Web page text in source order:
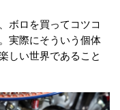
ボロを買ってコツコ
実際にそういう個体
しい世界であること